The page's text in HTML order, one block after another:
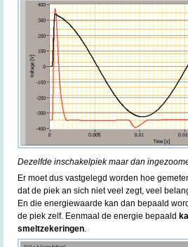
Dezelfde inschakelpiek maar dan
Er moet dus vastgelegd worden hoe
dat de piek an sich niet veel zegt, veel
En die energiewaarde kan dan bepaald
de piek zelf. Eenmaal de energie bepaald
smeltzekeringen.